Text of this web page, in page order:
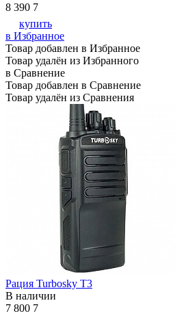
8 390 7
купить
в Избранное
Товар добавлен в Избранное
Товар удалён из Избранного
в Сравнение
Товар добавлен в Сравнение
Товар удалён из Сравнения
Рация Turbosky T3
В наличии
7 800 7